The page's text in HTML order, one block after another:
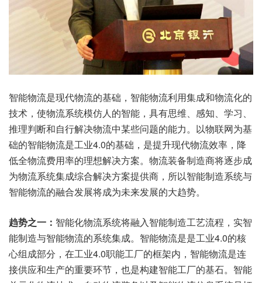
智能物流是现代物流的基础，智能物流利用集成和物流化的
技术，使物流系统模仿人的智能，具有思维、感知、学习、
推理判断和自行解决物流中某些问题的能力。以物联网为基
础的智能物流是工业4.0的基础，是提升现代物流效率，降
低全物流费用率的理想解决方案。物流装备制造商将逐步成
为物流系统集成综合解决方案提供商，所以智能制造系统与
智能物流的融合发展将成为未来发展的大趋势。
趋势之一： 智能化物流系统将融入智能制造工艺流程，实智
能制造与智能物流的系统集成。智能物流是是工业4.0的核
心组成部分，在工业4.0职能工厂的框架内，智能物流是连
接供应和生产的重要环节，也是构建智能工厂的基石。智能